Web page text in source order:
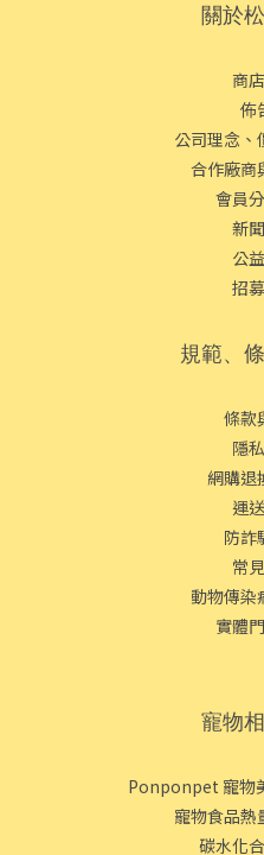
關於
商
佈
公司理念、
合作廠商
會員
新
公
招
規範、
條款
隱
網購退
運
防詐
常
動物傳染
實體
寵物
Ponponpet 寵物
寵物食品熱
碳水化